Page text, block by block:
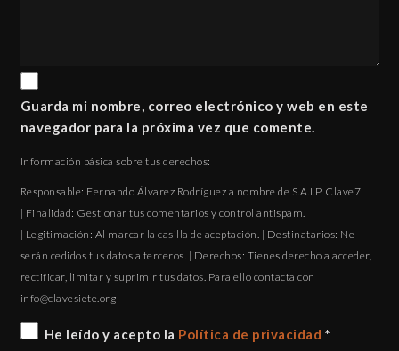
Guarda mi nombre, correo electrónico y web en este
navegador para la próxima vez que comente.
Información básica sobre tus derechos:
Responsable: Fernando Álvarez Rodríguez a nombre de S.A.I.P. Clave7.
| Finalidad: Gestionar tus comentarios y control antispam.
| Legitimación: Al marcar la casilla de aceptación. | Destinatarios: Ne
serán cedidos tus datos a terceros. | Derechos: Tienes derecho a acceder,
rectificar, limitar y suprimir tus datos. Para ello contacta con
gro.eteisevalc@ofni
He leído y acepto la Política de privacidad *